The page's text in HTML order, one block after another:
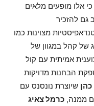
אלו מופעים מלאים
להזכיר
מצוינות כמו
של קהל במגוון של
אמיתית עם קול
הבחנות מדויקות
כהן שיוצרת נונסנס עם
ממנה, כרמל צאיג